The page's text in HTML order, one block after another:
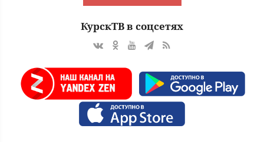
КурскТВ в соцсетях